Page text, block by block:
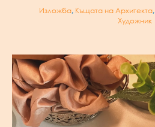
Изложба, Къщата на Архитекта,
Художник